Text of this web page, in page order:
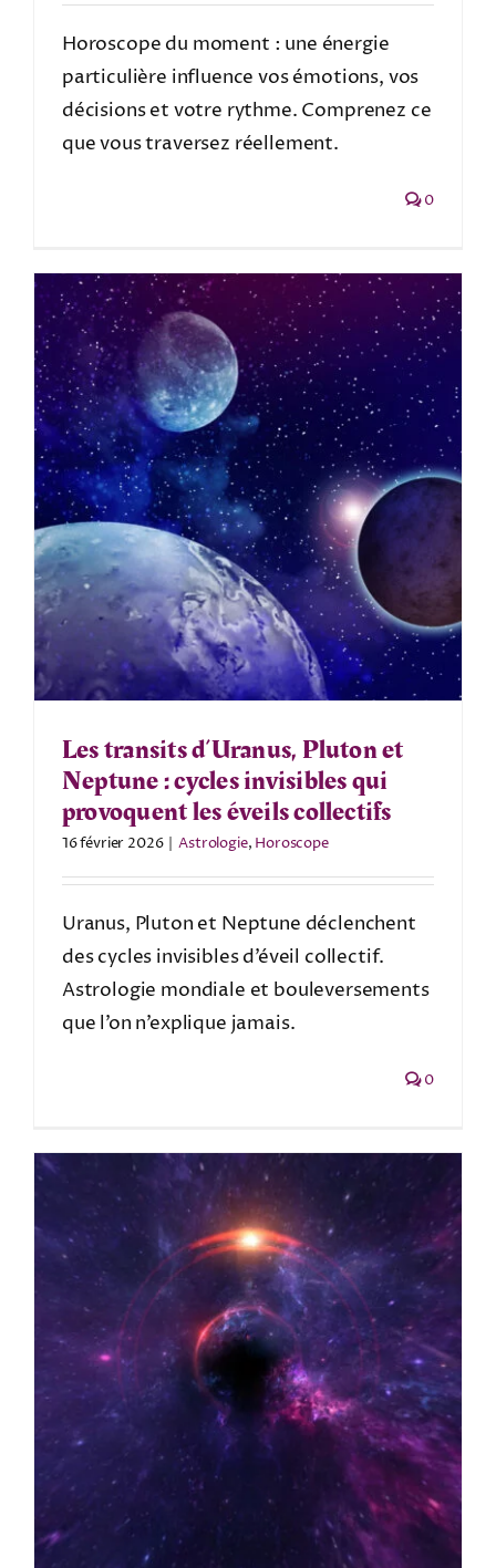
Horoscope du moment : une énergie
particulière influence vos émotions, vos
décisions et votre rythme. Comprenez ce
que vous traversez réellement.
0
Les transits d’Uranus, Pluton et
Neptune : cycles invisibles qui
provoquent les éveils collectifs
16 février 2026 | Astrologie, Horoscope
Uranus, Pluton et Neptune déclenchent
des cycles invisibles d’éveil collectif.
Astrologie mondiale et bouleversements
que l’on n’explique jamais.
0